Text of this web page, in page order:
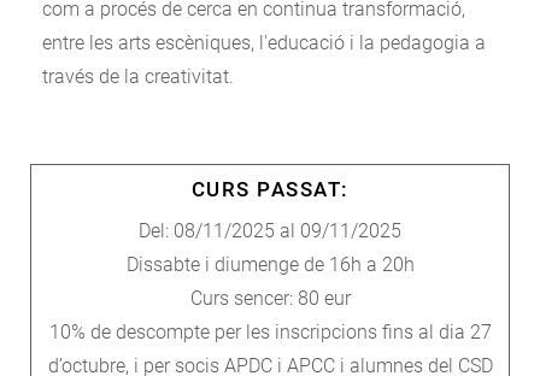
com a procés de cerca en continua transformació,
entre les arts escèniques, l'educació i la pedagogia a
través de la creativitat.
CURS PASSAT:
Del: 08/11/2025 al 09/11/2025
Dissabte i diumenge de 16h a 20h
Curs sencer: 80 eur
10% de descompte per les inscripcions fins al dia 27
d’octubre, i per socis APDC i APCC i alumnes del CSD